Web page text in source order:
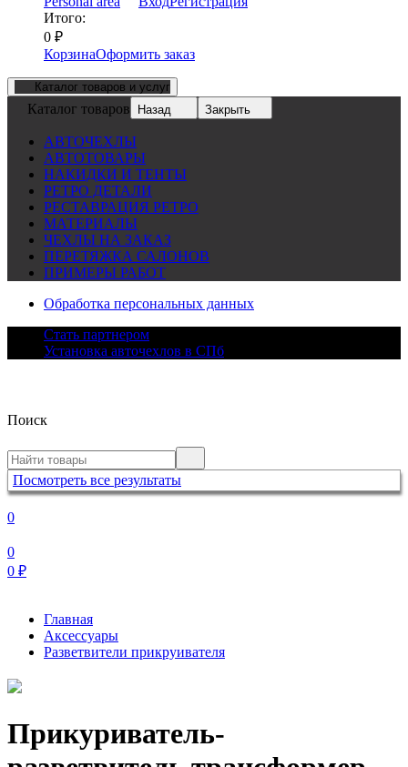
Итого:
0 ₽
КорзинаОформить заказ
Каталог товаров и услуг
Каталог товаров Назад Закрыть
АВТОЧЕХЛЫ
АВТОТОВАРЫ
НАКИДКИ И ТЕНТЫ
РЕТРО ДЕТАЛИ
РЕСТАВРАЦИЯ РЕТРО
МАТЕРИАЛЫ
ЧЕХЛЫ НА ЗАКАЗ
ПЕРЕТЯЖКА САЛОНОВ
ПРИМЕРЫ РАБОТ
Обработка персональных данных
Стать партнером
Установка авточехлов в СПб
Поиск
Посмотреть все результаты
0
0
0 ₽
Главная
Аксессуары
Разветвители прикруивателя
Прикуриватель-